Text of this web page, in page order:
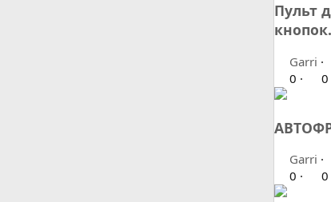
Пульт
кнопок.
Garri
0
0
Garri
0
0